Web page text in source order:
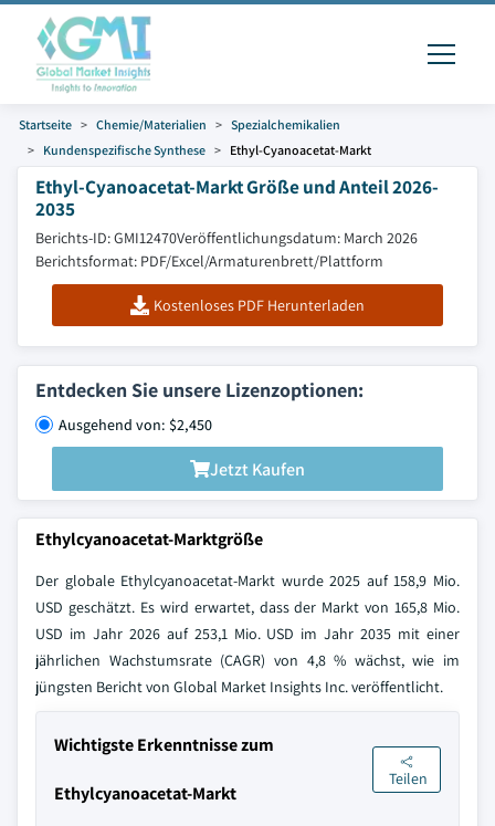
Startseite Chemie/Materialien
Spezialchemikalien
Kundenspezifische Synthese
Ethyl-Cyanoacetat-Markt
Ethyl-Cyanoacetat-Markt Größe und Anteil 2026-
2035
Berichts-ID: GMI12470Veröffentlichungsdatum: March 2026
Berichtsformat: PDF/Excel/Armaturenbrett/Plattform
Kostenloses PDF Herunterladen
Entdecken Sie unsere Lizenzoptionen:
Ausgehend von: $2,450
Jetzt Kaufen
Ethylcyanoacetat-Marktgröße
Der globale Ethylcyanoacetat-Markt wurde 2025 auf 158,9 Mio.
USD geschätzt. Es wird erwartet, dass der Markt von 165,8 Mio.
USD im Jahr 2026 auf 253,1 Mio. USD im Jahr 2035 mit einer
jährlichen Wachstumsrate (CAGR) von 4,8 % wächst, wie im
jüngsten Bericht von Global Market Insights Inc. veröffentlicht.
Wichtigste Erkenntnisse zum
Ethylcyanoacetat-Markt
Teilen